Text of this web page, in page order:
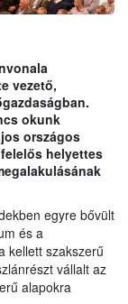
vezető,
okunk
országos
helyettes
egyre bővült
és a
kellett szakszerű
vállalt az
alapokra